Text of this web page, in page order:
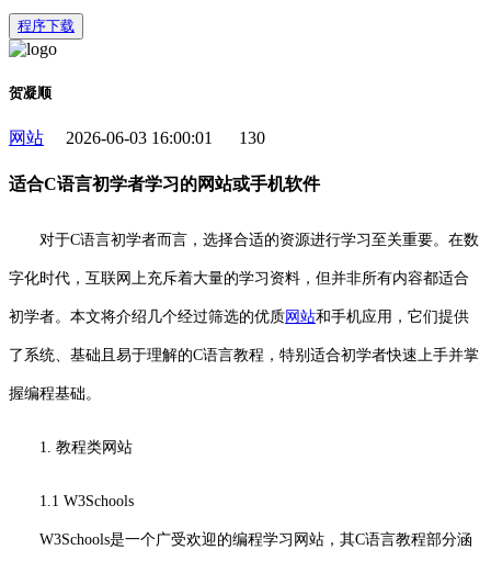
程序下载
贺凝顺
网站 2026-06-03 16:00:01 130
适合C语言初学者学习的网站或手机软件
对于C语言初学者而言，选择合适的资源进行学习至关重要。在数
字化时代，互联网上充斥着大量的学习资料，但并非所有内容都适合
初学者。本文将介绍几个经过筛选的优质网站和手机应用，它们提供
了系统、基础且易于理解的C语言教程，特别适合初学者快速上手并掌
握编程基础。
1. 教程类网站
1.1 W3Schools
W3Schools是一个广受欢迎的编程学习网站，其C语言教程部分涵